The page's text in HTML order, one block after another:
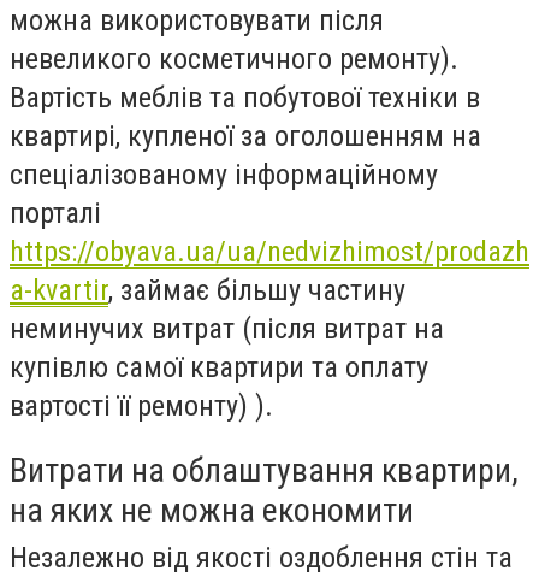
можна використовувати після
невеликого косметичного ремонту).
Вартість меблів та побутової техніки в
квартирі, купленої за оголошенням на
спеціалізованому інформаційному
порталі
https://obyava.ua/ua/nedvizhimost/prodazh
a-kvartir, займає більшу частину
неминучих витрат (після витрат на
купівлю самої квартири та оплату
вартості її ремонту) ).
Витрати на облаштування квартири,
на яких не можна економити
Незалежно від якості оздоблення стін та